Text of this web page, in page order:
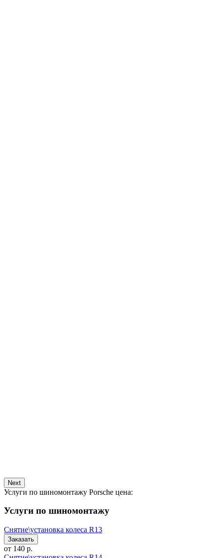
Next
Услуги по шиномонтажу Porsche цена:
Услуги по шиномонтажу
Снятие\установка колеса R13
от 140 р.